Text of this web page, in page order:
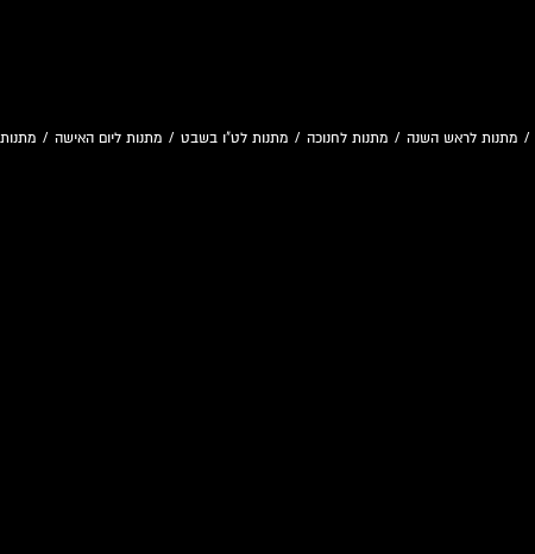
/ מתנות לראש השנה / מתנות לחנוכה / מתנות לט"ו בשבט / מתנות ליום האישה /